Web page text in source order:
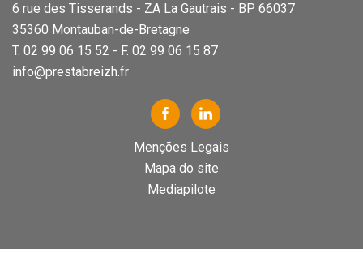
6 rue des Tisserands - ZA La Gautrais - BP 66037
35360 Montauban-de-Bretagne
T. 02 99 06 15 52 - F. 02 99 06 15 87
info@prestabreizh.fr
Menções Legais
Mapa do site
Mediapilote